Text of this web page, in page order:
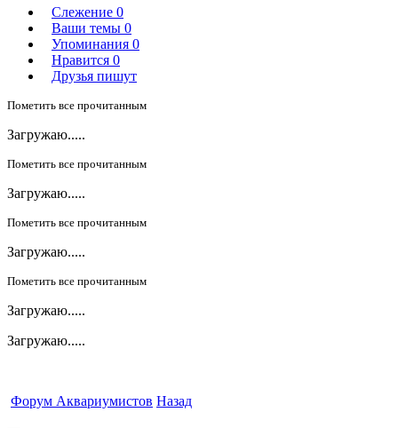
Слежение 0
Ваши темы 0
Упоминания 0
Нравится 0
Друзья пишут
Пометить все прочитанным
Загружаю.....
Пометить все прочитанным
Загружаю.....
Пометить все прочитанным
Загружаю.....
Пометить все прочитанным
Загружаю.....
Загружаю.....
Форум Аквариумистов Назад